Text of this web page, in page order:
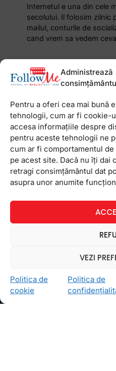
Administrează
Pentru a oferi cea mai bună
tehnologii, cum ar fi cookie-
accesa informațiile despre
pentru aceste tehnologii ne
cum ar fi comportamentul
pe acest site. Dacă nu îți dai
retragi consimțământul dat
asupra unor anumite
VEZI
Politica de
cookie
Politica de
Internetul e una din cele
secolului. Il folosim zilnic
mailul, conturile de
cand vrem sa vedem ceva
24 februarie 2014 Niciun
Bune maniere
trebui sa le aiba
O buna purtare la o
de cum se poarta si
acestia acasa si in afara
neaparat